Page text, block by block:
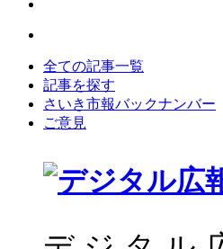
全ての記事一覧
記事を探す
さいき市報バックナンバー
ご意見